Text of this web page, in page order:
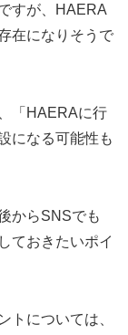
すが、HAERA
在になりそうで
「HAERAに行
になる可能性も
からSNSでも
ておきたいポイ
トについては、